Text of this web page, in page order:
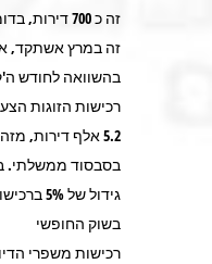
זה כ 700 דירות, בדומה לכמות שנגרעה ממלאי
זה במרץ אשתקד,
בהשוואה לחודש
רכישות הזוגות
5.2 אלף דירות, מזה 1.5 אלף דירות נרכשו
בסבסוד ממשלתי.
גידול של 5% ברכישות הזוגות הצעירים
בשוק החופשי